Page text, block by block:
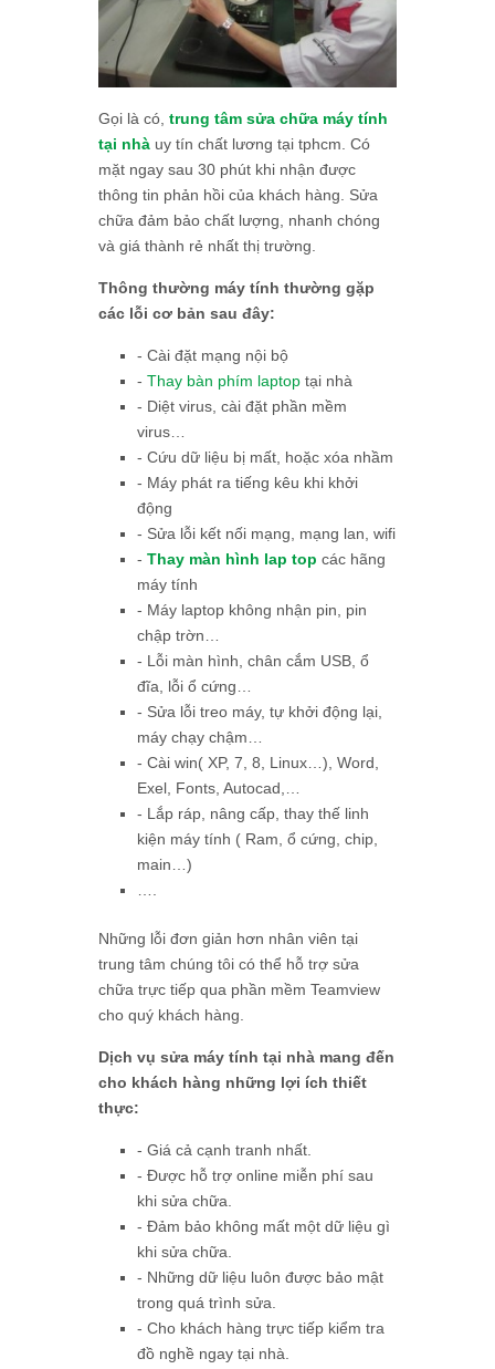
Gọi là có, trung tâm sửa chữa máy tính
tại nhà uy tín chất lương tại tphcm. Có
mặt ngay sau 30 phút khi nhận được
thông tin phản hồi của khách hàng. Sửa
chữa đảm bảo chất lượng, nhanh chóng
và giá thành rẻ nhất thị trường.
Thông thường máy tính thường gặp
các lỗi cơ bản sau đây:
- Cài đặt mạng nội bộ
- Thay bàn phím laptop tại nhà
- Diệt virus, cài đặt phần mềm
virus…
- Cứu dữ liệu bị mất, hoặc xóa nhầm
- Máy phát ra tiếng kêu khi khởi
động
- Sửa lỗi kết nối mạng, mạng lan, wifi
- Thay màn hình lap top các hãng
máy tính
- Máy laptop không nhận pin, pin
chập trờn…
- Lỗi màn hình, chân cắm USB, ổ
đĩa, lỗi ổ cứng…
- Sửa lỗi treo máy, tự khởi động lại,
máy chạy chậm…
- Cài win( XP, 7, 8, Linux…), Word,
Exel, Fonts, Autocad,…
- Lắp ráp, nâng cấp, thay thế linh
kiện máy tính ( Ram, ổ cứng, chip,
main…)
Những lỗi đơn giản hơn nhân viên tại
trung tâm chúng tôi có thể hỗ trợ sửa
chữa trực tiếp qua phần mềm Teamview
cho quý khách hàng.
Dịch vụ sửa máy tính tại nhà mang đến
cho khách hàng những lợi ích thiết
thực:
- Giá cả cạnh tranh nhất.
- Được hỗ trợ online miễn phí sau
khi sửa chữa.
- Đảm bảo không mất một dữ liệu gì
khi sửa chữa.
- Những dữ liệu luôn được bảo mật
trong quá trình sửa.
- Cho khách hàng trực tiếp kiểm tra
đồ nghề ngay tại nhà.